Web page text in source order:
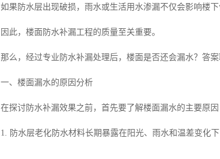
如果防水层出现破损，雨水或生活用水渗漏不仅会影响楼
因此，楼面防水补漏工程的质量至关重要。
那么，经过专业防水补漏处理后，楼面是否还会漏水？答
一、楼面漏水的原因分析
在探讨防水补漏效果之前，首先要了解楼面漏水的主要原因
1. 防水层老化防水材料长期暴露在阳光、雨水和温差变化